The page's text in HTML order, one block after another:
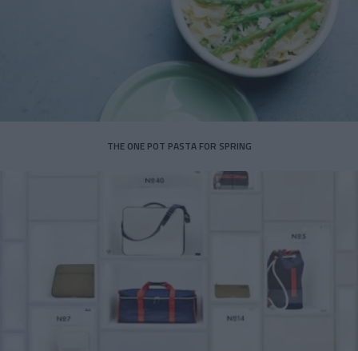
THE ONE POT PASTA FOR SPRING